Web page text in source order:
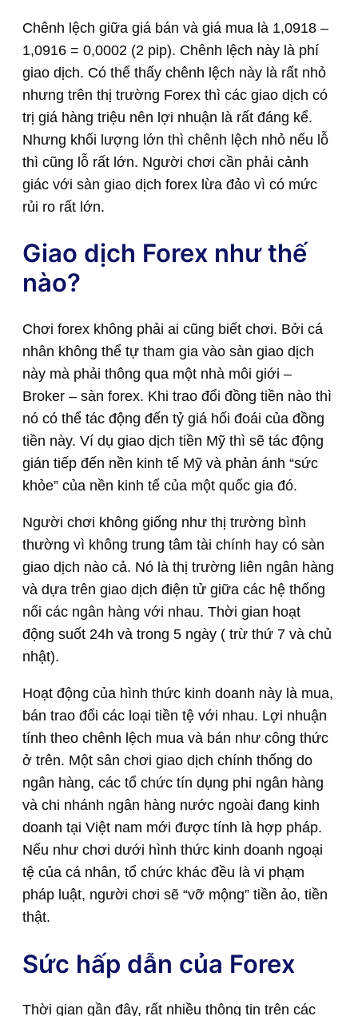
Chênh lệch giữa giá bán và giá mua là 1,0918 –
1,0916 = 0,0002 (2 pip). Chênh lệch này là phí
giao dịch. Có thể thấy chênh lệch này là rất nhỏ
nhưng trên thị trường Forex thì các giao dịch có
trị giá hàng triệu nên lợi nhuận là rất đáng kể.
Nhưng khối lượng lớn thì chênh lệch nhỏ nếu lỗ
thì cũng lỗ rất lớn. Người chơi cần phải cảnh
giác với sàn giao dịch forex lừa đảo vì có mức
rủi ro rất lớn.
Giao dịch Forex như thế
nào?
Chơi forex không phải ai cũng biết chơi. Bởi cá
nhân không thể tự tham gia vào sàn giao dịch
này mà phải thông qua một nhà môi giới –
Broker – sàn forex. Khi trao đổi đồng tiền nào thì
nó có thể tác động đến tỷ giá hối đoái của đồng
tiền này. Ví dụ giao dịch tiền Mỹ thì sẽ tác động
gián tiếp đến nền kinh tế Mỹ và phản ánh “sức
khỏe” của nền kinh tế của một quốc gia đó.
Người chơi không giống như thị trường bình
thường vì không trung tâm tài chính hay có sàn
giao dịch nào cả. Nó là thị trường liên ngân hàng
và dựa trên giao dịch điện tử giữa các hệ thống
nối các ngân hàng với nhau. Thời gian hoạt
động suốt 24h và trong 5 ngày ( trừ thứ 7 và chủ
nhật).
Hoạt động của hình thức kinh doanh này là mua,
bán trao đổi các loại tiền tệ với nhau. Lợi nhuận
tính theo chênh lệch mua và bán như công thức
ở trên. Một sân chơi giao dịch chính thống do
ngân hàng, các tổ chức tín dụng phi ngân hàng
và chi nhánh ngân hàng nước ngoài đang kinh
doanh tại Việt nam mới được tính là hợp pháp.
Nếu như chơi dưới hình thức kinh doanh ngoại
tệ của cá nhân, tổ chức khác đều là vi phạm
pháp luật, người chơi sẽ “vỡ mộng” tiền ảo, tiền
thật.
Sức hấp dẫn của Forex
Thời gian gần đây, rất nhiều thông tin trên các